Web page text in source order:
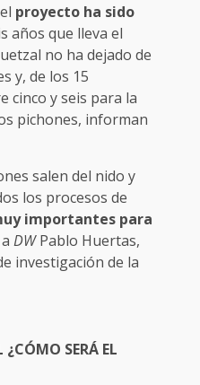
proyecto ha sido
años que lleva el
no ha dejado de
y, de los 15
cinco y seis para la
pichones, informan
salen del nido y
los procesos de
importantes para
DWPablo Huertas,
investigación de la
SERÁ EL